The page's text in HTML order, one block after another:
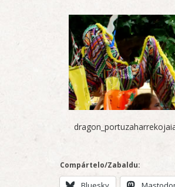
Compártelo/Zabaldu: